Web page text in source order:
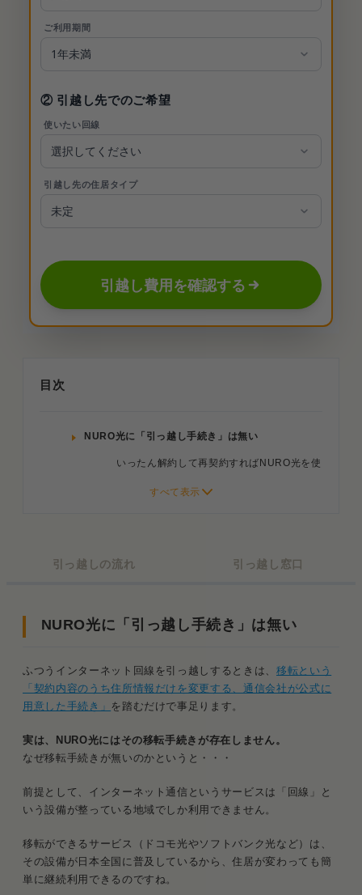
ご利用期間
② 引越し先でのご希望
使いたい回線
引越し先の住居タイプ
引越し費用を確認する
目次
NURO光に「引っ越し手続き」は無い
いったん解約して再契約すればNURO光を使
STEP3．現住居の設備撤去工事に立ち会う
ち会う
引っ越し先でNURO光を使おうとする際の問題点
えない
りないことがある
NURO光の引っ越しに関する質問と回答
引っ越しの流れ 引っ越し窓口
NURO光に「引っ越し手続き」は無い
ふつうインターネット回線を引っ越しするときは、 移転という
「契約内容のうち住所情報だけを変更する、通信会社が公式に
用意した手続き」 を踏むだけで事足ります。
実は、NURO光にはその移転手続きが存在しません。
なぜ移転手続きが無いのかというと・・・
前提として、インターネット通信というサービスは「回線」と
いう設備が整っている地域でしか利用できません。
移転ができるサービス（ドコモ光やソフトバンク光など）は、
その設備が日本全国に普及しているから、住居が変わっても簡
単に継続利用できるのですね。